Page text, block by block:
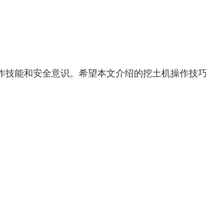
能和安全意识。希望本文介绍的挖土机操作技